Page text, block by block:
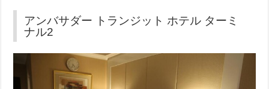
アンバサダー トランジット ホテル ターミ
ナル2